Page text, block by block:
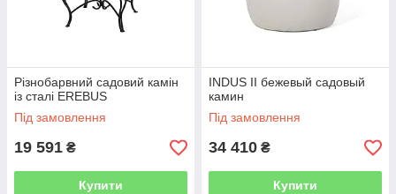
Різнобарвний садовий камін
із сталі EREBUS
Під замовлення
19 591 ₴
Купити
INDUS II бежевый садовый
камин
Під замовлення
34 410 ₴
Купити